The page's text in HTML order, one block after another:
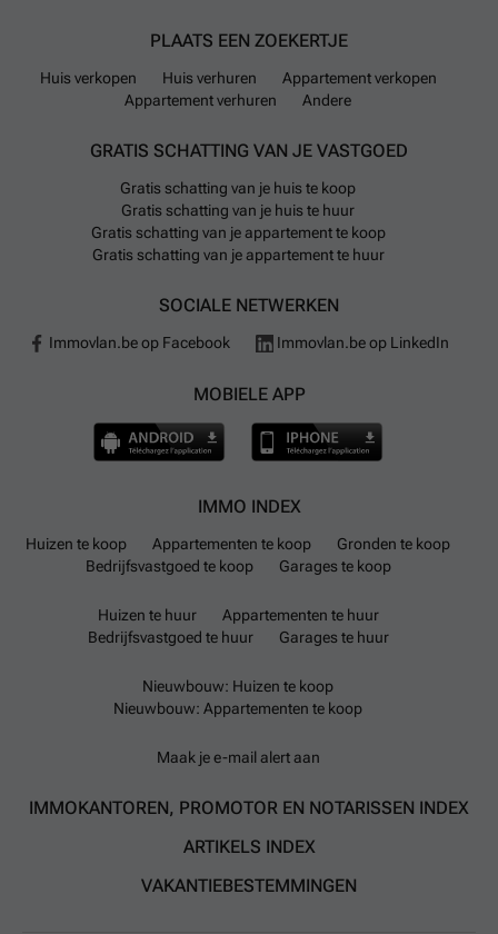
PLAATS EEN ZOEKERTJE
Huis verkopen Huis verhuren
Appartement verkopen
Appartement verhuren
Andere
GRATIS SCHATTING VAN JE VASTGOED
Gratis schatting van je huis te koop
Gratis schatting van je huis te huur
Gratis schatting van je appartement te koop
Gratis schatting van je appartement te huur
SOCIALE NETWERKEN
Immovlan.be op Facebook Immovlan.be op LinkedIn
MOBIELE APP
IMMO INDEX
Huizen te koop Appartementen te koop
Gronden te koop
Bedrijfsvastgoed te koop
Garages te koop
Huizen te huur
Appartementen te huur
Bedrijfsvastgoed te huur
Garages te huur
Nieuwbouw: Huizen te koop
Nieuwbouw: Appartementen te koop
Maak je e-mail alert aan
IMMOKANTOREN, PROMOTOR EN NOTARISSEN INDEX
ARTIKELS INDEX
VAKANTIEBESTEMMINGEN